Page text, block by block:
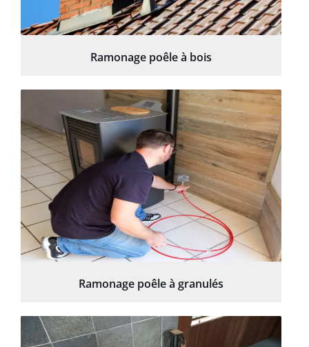
Ramonage poêle à bois
Ramonage poêle à granulés